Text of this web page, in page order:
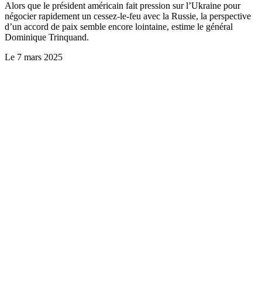
Alors que le président américain fait pression sur l’Ukraine pour
négocier rapidement un cessez-le-feu avec la Russie, la perspective
d’un accord de paix semble encore lointaine, estime le général
Dominique Trinquand.
Le 7 mars 2025